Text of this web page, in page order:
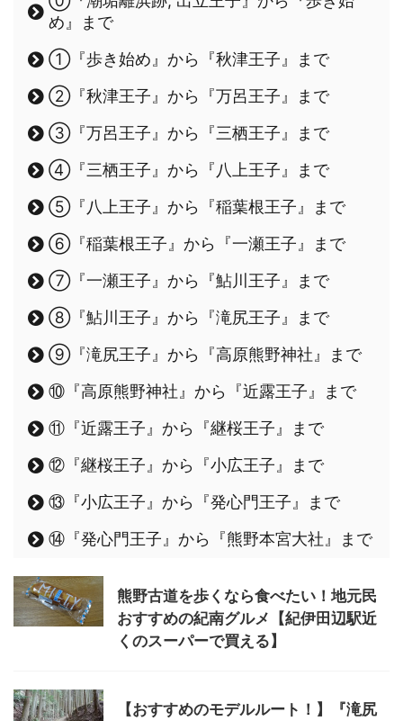
め』まで
①『歩き始め』から『秋津王子』まで
②『秋津王子』から『万呂王子』まで
③『万呂王子』から『三栖王子』まで
④『三栖王子』から『八上王子』まで
⑤『八上王子』から『稲葉根王子』まで
⑥『稲葉根王子』から『一瀬王子』まで
⑦『一瀬王子』から『鮎川王子』まで
⑧『鮎川王子』から『滝尻王子』まで
⑨『滝尻王子』から『高原熊野神社』まで
⑩『高原熊野神社』から『近露王子』まで
⑪『近露王子』から『継桜王子』まで
⑫『継桜王子』から『小広王子』まで
⑬『小広王子』から『発心門王子』まで
⑭『発心門王子』から『熊野本宮大社』まで
熊野古道を歩くなら食べたい！地元民
おすすめの紀南グルメ【紀伊田辺駅近
くのスーパーで買える】
【おすすめのモデルルート！】『滝尻